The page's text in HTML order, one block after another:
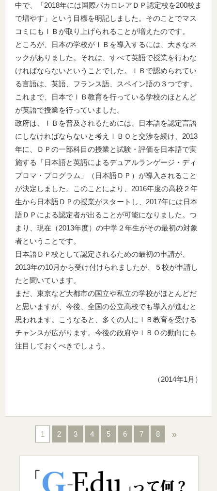
中で、「2018年には国際バカロレアＤＰ認定校を200校ま
で増やす」という目標を明記しました。そのことでマス
コミにもＩＢが取り上げられることが増えたのです。
ところが、日本の学校がＩＢを導入するには、大きなネ
ックがありました。それは、すべて英語で授業を行わな
ければならないということでした。ＩＢで認められてい
る言語は、英語、フランス語、スペイン語の３つです。
これまで、日本でＩＢ教育を行っている学校のほとんど
が英語で授業を行っていました。
政府は、ＩＢを普及されるためには、日本語を認定言語
にしなければならないと考えＩＢＯと交渉を続け、2013
年に、ＤＰの一部科目の授業と試験・評価を日本語で実
施する「日本語と英語によるデュアルランゲージ・ディ
プロマ・プログラム」（日本語ＤＰ）が導入されること
が決定しました。このことにより、2016年度の高校２年
生から日本語ＤＰの授業がスタートし、2017年には日本
語ＤＰによる認定者が出ることが可能になりました。つ
まり、現在（2013年度）の中学２年生がその最初の対象
者ということです。
日本語ＤＰ校として認定されるための最初の申請が、
2013年の10月から受け付けられましたが、５校が申請し
たと聞いています。
まだ、東京など大都市の国立や私立の学校がほとんどだ
と思いますが、今後、全国の公立高校でも導入が進むと
思われます。こうなると、多くの人にＩＢ教育を受ける
チャンスが広がります。今後の政府やＩＢＯの動向にも
注目しておくべきでしょう。
（2014年1月）
1 2 3 4 5 6 7 8 »